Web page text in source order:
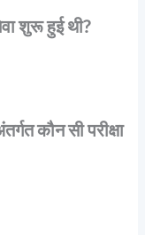
शुरू हुई थी?
कौन सी परीक्षा